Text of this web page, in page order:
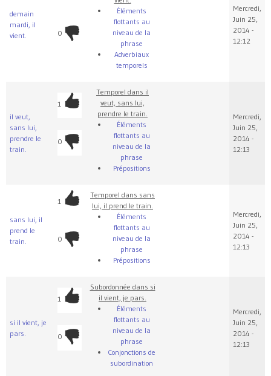
demain
mardi, il
vient.
0
Éléments
flottants au
niveau de la
phrase
Adverbiaux
temporels
Mercredi,
Juin 25,
2014 -
12:12
il veut,
sans lui,
prendre le
train.
1
0
Temporel dans il
veut, sans lui,
prendre le train.
Éléments
flottants au
niveau de la
phrase
Prépositions
Mercredi,
Juin 25,
2014 -
12:13
sans lui, il
prend le
train.
1
0
Temporel dans sans
lui, il prend le train.
Éléments
flottants au
niveau de la
phrase
Prépositions
Mercredi,
Juin 25,
2014 -
12:13
si il vient, je
pars.
1
0
Subordonnée dans si
il vient, je pars.
Éléments
flottants au
niveau de la
phrase
Conjonctions de
subordination
Mercredi,
Juin 25,
2014 -
12:13